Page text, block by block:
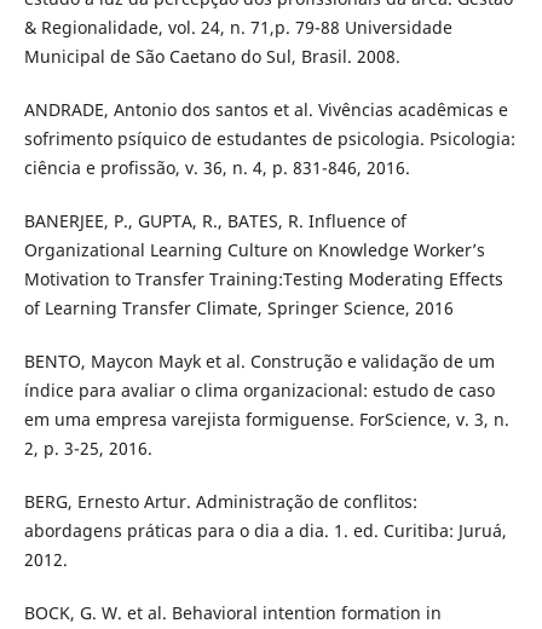
& Regionalidade, vol. 24, n. 71,p. 79-88 Universidade
Municipal de São Caetano do Sul, Brasil. 2008.
ANDRADE, Antonio dos santos et al. Vivências acadêmicas e
sofrimento psíquico de estudantes de psicologia. Psicologia:
ciência e profissão, v. 36, n. 4, p. 831-846, 2016.
BANERJEE, P., GUPTA, R., BATES, R. Influence of
Organizational Learning Culture on Knowledge Worker’s
Motivation to Transfer Training:Testing Moderating Effects
of Learning Transfer Climate, Springer Science, 2016
BENTO, Maycon Mayk et al. Construção e validação de um
índice para avaliar o clima organizacional: estudo de caso
em uma empresa varejista formiguense. ForScience, v. 3, n.
2, p. 3-25, 2016.
BERG, Ernesto Artur. Administração de conflitos:
abordagens práticas para o dia a dia. 1. ed. Curitiba: Juruá,
2012.
BOCK, G. W. et al. Behavioral intention formation in